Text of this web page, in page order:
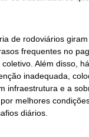
de rodoviários
frequentes no
Além disso,
inadequada,
infraestrutura e a
melhores
diários.